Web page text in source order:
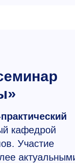
кафедрой
Участие